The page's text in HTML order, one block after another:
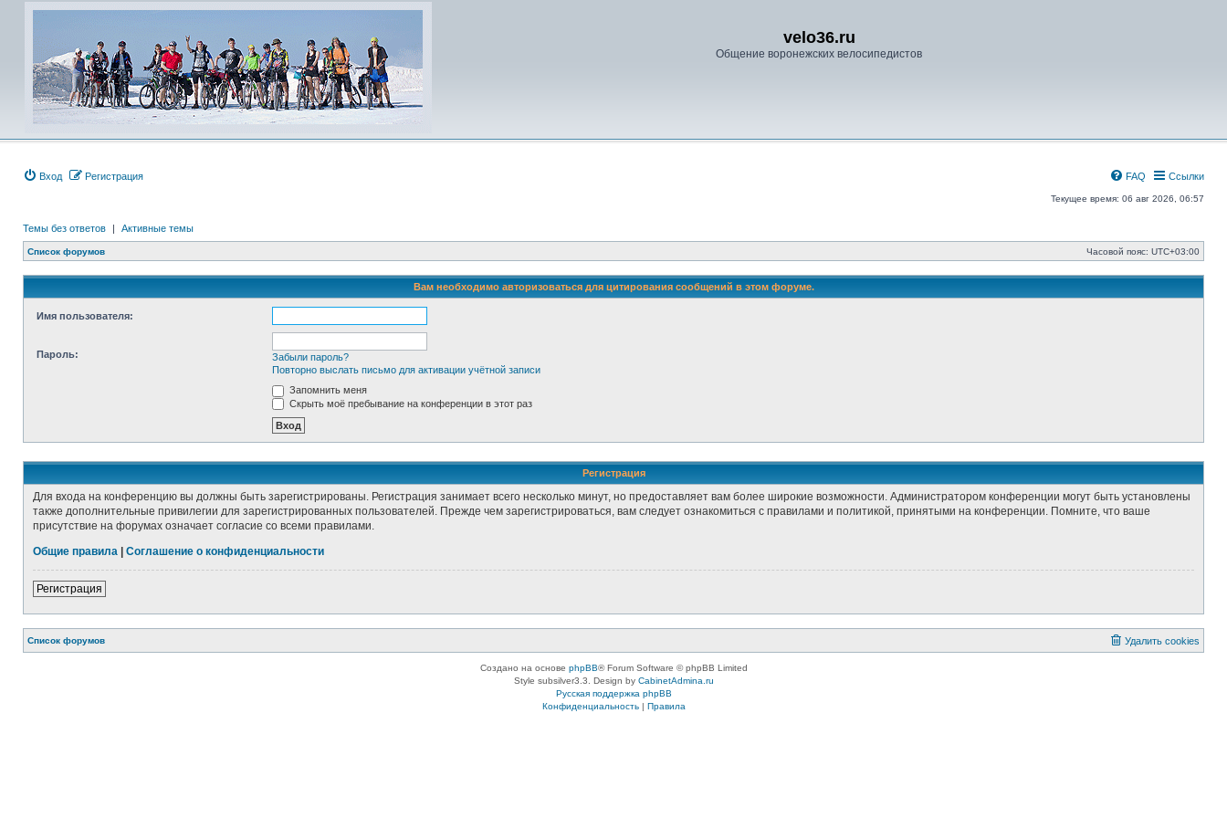
velo36.ru
Общение воронежских велосипедистов
Вход Регистрация Ссылки
FAQ
Текущее время: 06 авг 2026, 06:57
Темы без ответов | Активные темы
Список форумов Часовой пояс: UTC+03:00
Вам необходимо авторизоваться для цитирования сообщений в этом форуме.
Имя пользователя:
Пароль:
Забыли пароль?
Повторно выслать письмо для активации учётной записи
Запомнить меня
Скрыть моё пребывание на конференции в этот раз
Регистрация
Для входа на конференцию вы должны быть зарегистрированы. Регистрация занимает всего несколько минут, но предоставляет вам более широкие возможности. Администратором конференции могут быть установлены
также дополнительные привилегии для зарегистрированных пользователей. Прежде чем зарегистрироваться, вам следует ознакомиться с правилами и политикой, принятыми на конференции. Помните, что ваше
присутствие на форумах означает согласие со всеми правилами.
Общие правила
Соглашение о конфиденциальности
Регистрация
Список форумов Удалить cookies
Создано на основе phpBB® Forum Software © phpBB Limited
Style subsilver3.3. Design by CabinetAdmina.ru
Русская поддержка phpBB
Конфиденциальность| Правила